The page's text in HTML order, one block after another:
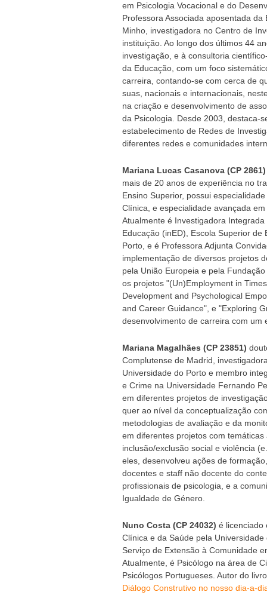
em Psicologia Vocacional e do
Professora Associada aposentada
Minho, investigadora no Centro de
instituição. Ao longo dos últimos 44
investigação, e à consultoria
da Educação, com um foco
carreira, contando-se com cerca de
suas, nacionais e internacionais,
na criação e desenvolvimento de
da Psicologia. Desde 2003, destaca-
estabelecimento de Redes de
diferentes redes e comunidades
Mariana Lucas Casanova (CP 2861)
mais de 20 anos de experiência no
Ensino Superior, possui
Clínica, e especialidade avançada
Atualmente é Investigadora
Educação (inED), Escola Superior
Porto, e é Professora Adjunta
implementação de diversos projetos
pela União Europeia e pela
os projetos "(Un)Employment in
Development and Psychological
and Career Guidance", e "Exploring
desenvolvimento de carreira com um
Mariana Magalhães (CP 23851)
Complutense de Madrid,
Universidade do Porto e membro
e Crime na Universidade Fernando
em diferentes projetos de
quer ao nível da conceptualização
metodologias de avaliação e da
em diferentes projetos com
inclusão/exclusão social e violência
eles, desenvolveu ações de
docentes e staff não docente do
profissionais de psicologia, e a
Igualdade de Género.
Nuno Costa (CP 24032) é licenciado
Clínica e da Saúde pela
Serviço de Extensão à Comunidade
Atualmente, é Psicólogo na área de
Psicólogos Portugueses. Autor do
Diálogo Construtivo no nosso dia-a-